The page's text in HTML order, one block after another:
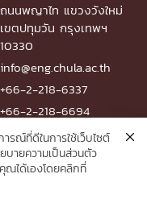
ถนนพญาไท แขวงวังใหม่
เขตปทุมวัน กรุงเทพฯ
10330
info@eng.chula.ac.th
+66-2-218-6337
+66-2-218-6694
University
รณ์ที่ดีในการใช้เว็บไซต์
บายความเป็นส่วนตัว
ณได้เองโดยคลิกที่